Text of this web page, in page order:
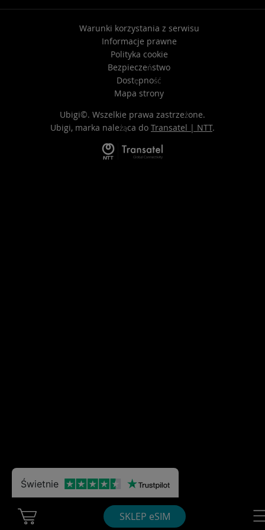
SKLEP eSIM
Warunki korzystania z serwisu
Informacje prawne
Polityka cookie
Bezpieczeństwo
Dostępność
Mapa strony
Ubigi©. Wszelkie prawa zastrzeżone.
Ubigi, marka należąca do Transatel | NTT.
Świetnie